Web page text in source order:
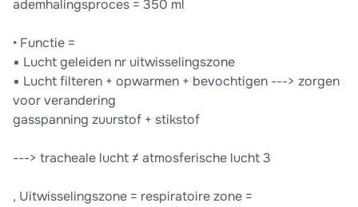
ademhalingsproces = 350 ml
• Functie =
▪ Lucht geleiden nr uitwisselingszone
▪ Lucht filteren + opwarmen + bevochtigen ---> zorgen
voor verandering
gasspanning zuurstof + stikstof
---> tracheale lucht ≠ atmosferische lucht 3
, Uitwisselingszone = respiratoire zone =